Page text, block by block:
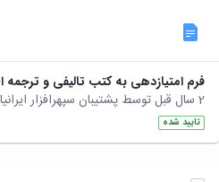
فرم امتیازدهی به کتب تالیفی و ترجمه ای
تایید شده